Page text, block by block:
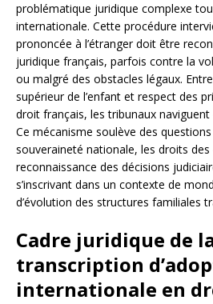
problématique juridique complexe
internationale. Cette procédure
prononcée à l’étranger doit être
juridique français, parfois contre la
ou malgré des obstacles légaux.
supérieur de l’enfant et respect des
droit français, les tribunaux
Ce mécanisme soulève des
souveraineté nationale, les droits
reconnaissance des décisions
s’inscrivant dans un contexte de
d’évolution des structures familiales
Cadre juridique de
transcription
internationale en